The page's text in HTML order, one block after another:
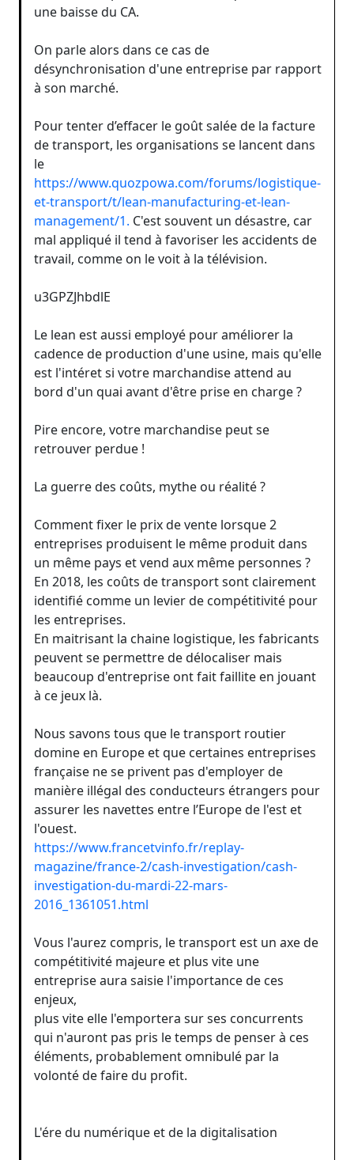
une baisse du CA.
On parle alors dans ce cas de
désynchronisation d'une entreprise par rapport
à son marché.
Pour tenter d’effacer le goût salée de la facture
de transport, les organisations se lancent dans
le
https://www.quozpowa.com/forums/logistique-
et-transport/t/lean-manufacturing-et-lean-
management/1. C'est souvent un désastre, car
mal appliqué il tend à favoriser les accidents de
travail, comme on le voit à la télévision.
u3GPZJhbdlE
Le lean est aussi employé pour améliorer la
cadence de production d'une usine, mais qu'elle
est l'intéret si votre marchandise attend au
bord d'un quai avant d'être prise en charge ?
Pire encore, votre marchandise peut se
retrouver perdue !
La guerre des coûts, mythe ou réalité ?
Comment fixer le prix de vente lorsque 2
entreprises produisent le même produit dans
un même pays et vend aux même personnes ?
En 2018, les coûts de transport sont clairement
identifié comme un levier de compétitivité pour
les entreprises.
En maitrisant la chaine logistique, les fabricants
peuvent se permettre de délocaliser mais
beaucoup d'entreprise ont fait faillite en jouant
à ce jeux là.
Nous savons tous que le transport routier
domine en Europe et que certaines entreprises
française ne se privent pas d'employer de
manière illégal des conducteurs étrangers pour
assurer les navettes entre l’Europe de l'est et
l'ouest.
https://www.francetvinfo.fr/replay-
magazine/france-2/cash-investigation/cash-
investigation-du-mardi-22-mars-
2016_1361051.html
Vous l'aurez compris, le transport est un axe de
compétitivité majeure et plus vite une
entreprise aura saisie l'importance de ces
enjeux,
plus vite elle l'emportera sur ses concurrents
qui n'auront pas pris le temps de penser à ces
éléments, probablement omnibulé par la
volonté de faire du profit.
L'ére du numérique et de la digitalisation